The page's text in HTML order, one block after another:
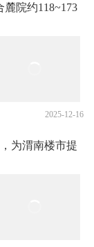
麓院约118~173
2025-12-16
为渭南楼市提